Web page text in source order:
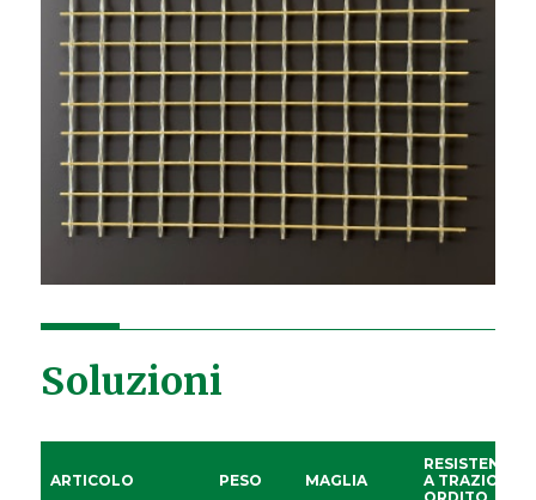
Soluzioni
ARTICOLO PESO MAGLIA
RESISTENZA
A TRAZIONE